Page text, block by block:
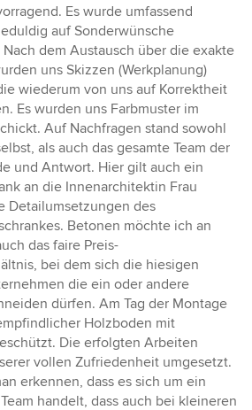
Es wurde umfassend
auf Sonderwünsche
dem Austausch über die exakte
uns Skizzen (Werkplanung)
wiederum von uns auf Korrektheit
Es wurden uns Farbmuster im
Auf Nachfragen stand sowohl
als auch das gesamte Team der
und Antwort. Hier gilt auch ein
an die Innenarchitektin Frau
Detailumsetzungen des
Betonen möchte ich an
das faire Preis-
bei dem sich die hiesigen
die ein oder andere
dürfen. Am Tag der Montage
Holzboden mit
Die erfolgten Arbeiten
vollen Zufriedenheit umgesetzt.
erkennen, dass es sich um ein
handelt, dass auch bei kleineren